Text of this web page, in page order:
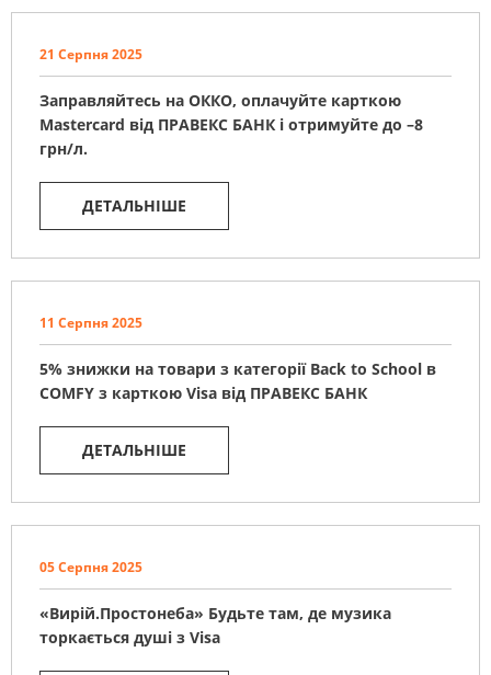
21 Серпня 2025
Заправляйтесь на ОККО, оплачуйте карткою
Mastercard від ПРАВЕКС БАНК і отримуйте до –8
грн/л.
ДЕТАЛЬНІШЕ
11 Серпня 2025
5% знижки на товари з категорії Back to School в
COMFY з карткою Visa від ПРАВЕКС БАНК
ДЕТАЛЬНІШЕ
05 Серпня 2025
«Вирій.Простонеба» Будьте там, де музика
торкається душі з Visa